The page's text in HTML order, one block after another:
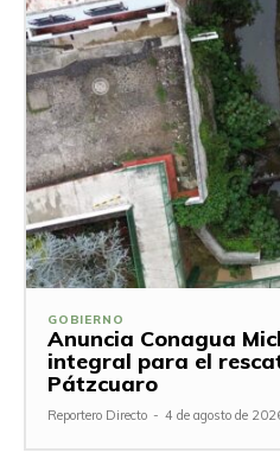
GOBIERNO
Anuncia Conagua
integral para el
Pátzcuaro
Reportero Directo - 4 de agosto de